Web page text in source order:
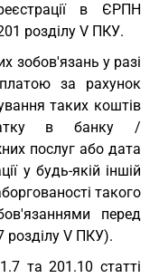
в ЄРПН
розділу V ПКУ.
зобов'язань у разі
за рахунок
таких коштів
в банку /
послуг або дата
у будь-якій іншій
такого
перед
розділу V ПКУ).
та 201.10 статті